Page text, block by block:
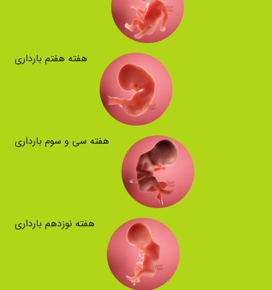
هفته هفتم بارداری
هفته سی و سوم بارداری
هفته نوزدهم بارداری